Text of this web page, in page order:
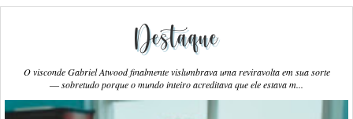
Destaque
O visconde Gabriel Atwood finalmente vislumbrava uma reviravolta em sua sorte
― sobretudo porque o mundo inteiro acreditava que ele estava m...